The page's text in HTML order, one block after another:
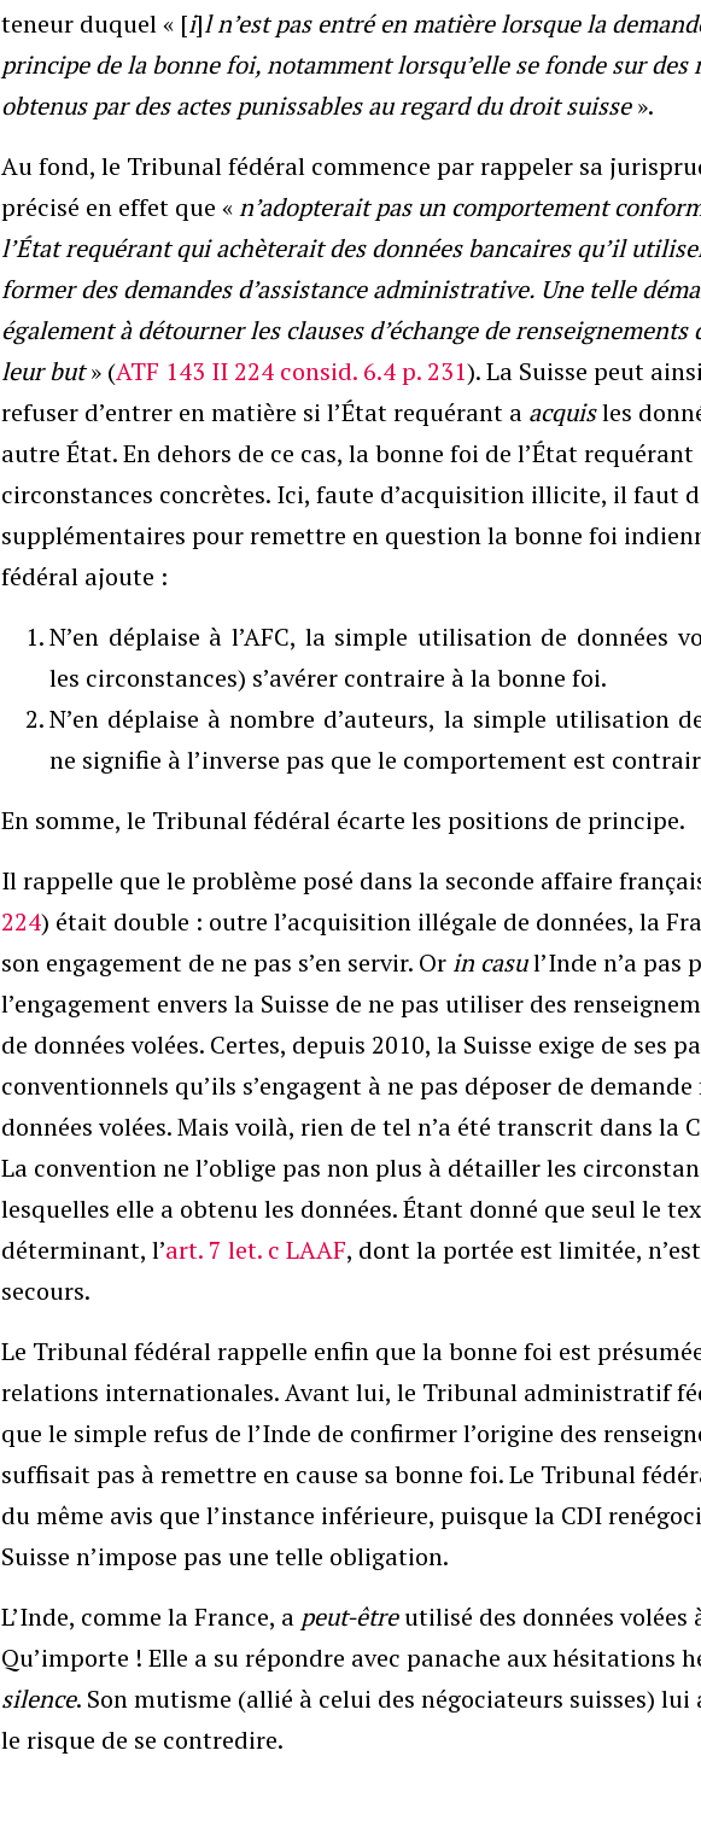
teneur duquel « [i]ln’est pas entré en matière lorsque la
principe de la bonne foi, notamment lorsqu’elle se fonde sur des
obtenus par des actes punissables au regard du droit suisse».
Au fond, le Tribunal fédéral commence par rappeler sa
précisé en effet que «n’adopterait pas un comportement
l’État requérant qui achèterait des données bancaires qu’il
former des demandes d’assistance administrative. Une telle
également à détourner les clauses d’échange de renseignements
leur but» (ATF 143 II 224 consid. 6.4 p. 231). La Suisse peut
refuser d’entrer en matière si l’État requérant a acquisles
autre État. En dehors de ce cas, la bonne foi de l’État requérant
circonstances concrètes. Ici, faute d’acquisition illicite, il faut
supplémentaires pour remettre en question la bonne foi
fédéral ajoute :
N’en déplaise à l’AFC, la simple utilisation de données
les circonstances) s’avérer contraire à la bonne foi.
N’en déplaise à nombre d’auteurs, la simple utilisation
ne signifie à l’inverse pas que le comportement est
En somme, le Tribunal fédéral écarte les positions de principe.
Il rappelle que le problème posé dans la seconde affaire
224) était double : outre l’acquisition illégale de données, la
son engagement de ne pas s’en servir. Or in casul’Inde n’a pas
l’engagement envers la Suisse de ne pas utiliser des
de données volées. Certes, depuis 2010, la Suisse exige de ses
conventionnels qu’ils s’engagent à ne pas déposer de
données volées. Mais voilà, rien de tel n’a été transcrit dans la
La convention ne l’oblige pas non plus à détailler les
lesquelles elle a obtenu les données. Étant donné que seul le
déterminant, l’art. 7 let. c LAAF, dont la portée est limitée,
secours.
Le Tribunal fédéral rappelle enfin que la bonne foi est
relations internationales. Avant lui, le Tribunal administratif
que le simple refus de l’Inde de confirmer l’origine des
suffisait pas à remettre en cause sa bonne foi. Le Tribunal
du même avis que l’instance inférieure, puisque la CDI
Suisse n’impose pas une telle obligation.
L’Inde, comme la France, a peut-êtreutilisé des données volées
Qu’importe ! Elle a su répondre avec panache aux hésitations
silence. Son mutisme (allié à celui des négociateurs suisses) lui
le risque de se contredire.